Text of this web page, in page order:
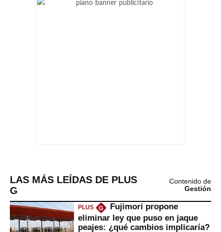
LAS MÁS LEÍDAS DE PLUS
G
Contenido de
Gestión
PLUS G
Fujimori propone
eliminar ley que puso en jaque
peajes: ¿qué cambios implicaría?